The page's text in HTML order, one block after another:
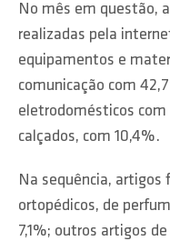
No mês em questão,
realizadas pela
equipamentos e
comunicação com
eletrodomésticos
calçados, com 10,4%.
Na sequência, artigos
ortopédicos, de
7,1%; outros artigos